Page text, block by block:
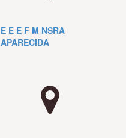
E E E F M NSRA
APARECIDA